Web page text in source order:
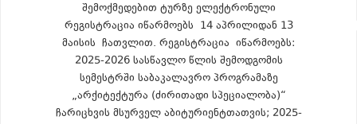
შემოქმედებით ტურზე ელექტრონული
რეგისტრაცია იწარმოებს 14 აპრილიდან 13
მაისის ჩათვლით. რეგისტრაცია იწარმოებს:
2025-2026 სასწავლო წლის შემოდგომის
სემესტრში საბაკალავრო პროგრამაზე
„არქიტექტურა (ძირითადი სპეციალობა)“
ჩარიცხვის მსურველ აბიტურიენტთათვის; 2025-